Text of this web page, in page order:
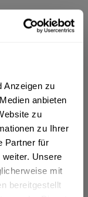
Anzeigen zu
anbieten
zu
zu Ihrer
Partner für
Unsere
mit
bereitgestellt